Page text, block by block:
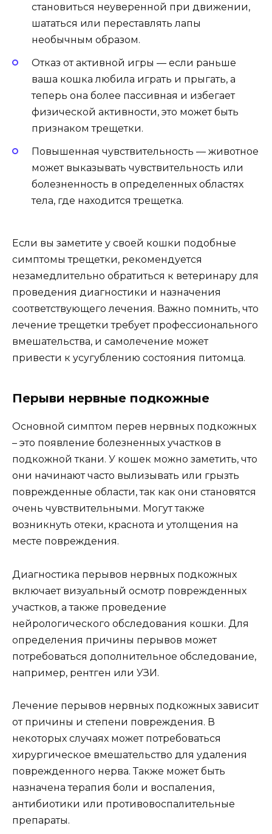
становиться неуверенной при движении,
шататься или переставлять лапы
необычным образом.
Отказ от активной игры — если раньше
ваша кошка любила играть и прыгать, а
теперь она более пассивная и избегает
физической активности, это может быть
признаком трещетки.
Повышенная чувствительность — животное
может выказывать чувствительность или
болезненность в определенных областях
тела, где находится трещетка.
Если вы заметите у своей кошки подобные
симптомы трещетки, рекомендуется
незамедлительно обратиться к ветеринару для
проведения диагностики и назначения
соответствующего лечения. Важно помнить, что
лечение трещетки требует профессионального
вмешательства, и самолечение может
привести к усугублению состояния питомца.
Перыви нервные подкожные
Основной симптом перев нервных подкожных
– это появление болезненных участков в
подкожной ткани. У кошек можно заметить, что
они начинают часто вылизывать или грызть
поврежденные области, так как они становятся
очень чувствительными. Могут также
возникнуть отеки, краснота и утолщения на
месте повреждения.
Диагностика перывов нервных подкожных
включает визуальный осмотр поврежденных
участков, а также проведение
нейрологического обследования кошки. Для
определения причины перывов может
потребоваться дополнительное обследование,
например, рентген или УЗИ.
Лечение перывов нервных подкожных зависит
от причины и степени повреждения. В
некоторых случаях может потребоваться
хирургическое вмешательство для удаления
поврежденного нерва. Также может быть
назначена терапия боли и воспаления,
антибиотики или противовоспалительные
препараты.